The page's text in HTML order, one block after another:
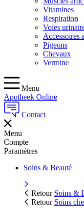
Vitamines
Respiration
Voies
Accessoires
Pigeons
Chevaux
Vermine
Menu
Apotheek Online
Contact
Menu
Compte
Paramètres
Soins & Beauté
Retour Soins &
Retour Soins